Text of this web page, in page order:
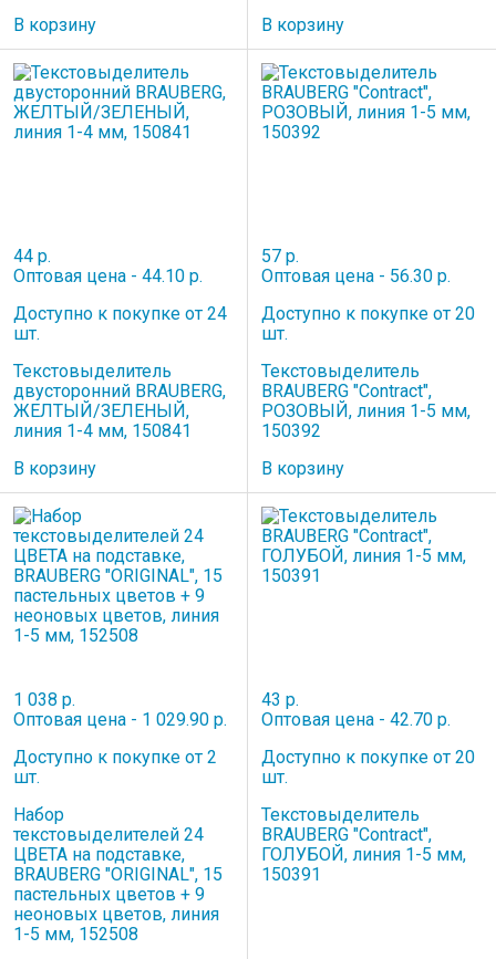
В корзину
В корзину
44 р.
Оптовая цена - 44.10 р.
Доступно к покупке от 24
шт.
Текстовыделитель
двусторонний BRAUBERG,
ЖЕЛТЫЙ/ЗЕЛЕНЫЙ,
линия 1-4 мм, 150841
В корзину
57 р.
Оптовая цена - 56.30 р.
Доступно к покупке от 20
шт.
Текстовыделитель
BRAUBERG "Contract",
РОЗОВЫЙ, линия 1-5 мм,
150392
В корзину
1 038 р.
Оптовая цена - 1 029.90 р.
Доступно к покупке от 2
шт.
Набор
текстовыделителей 24
ЦВЕТА на подставке,
BRAUBERG "ORIGINAL", 15
пастельных цветов + 9
неоновых цветов, линия
1-5 мм, 152508
43 р.
Оптовая цена - 42.70 р.
Доступно к покупке от 20
шт.
Текстовыделитель
BRAUBERG "Contract",
ГОЛУБОЙ, линия 1-5 мм,
150391